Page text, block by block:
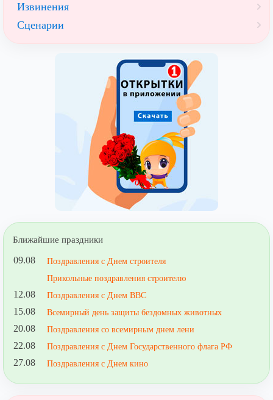
Извинения
Сценарии
Ближайшие праздники
09.08
Поздравления с Днем строителя
Прикольные поздравления строителю
12.08 Поздравления с Днем ВВС
15.08 Всемирный день защиты бездомных животных
20.08 Поздравления со всемирным днем лени
22.08 Поздравления с Днем Государственного флага РФ
27.08 Поздравления с Днем кино